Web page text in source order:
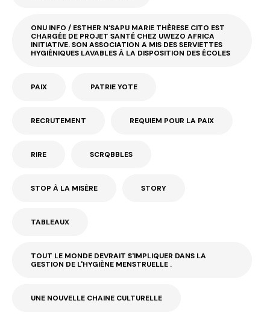
ONU INFO / ESTHER N’SAPU MARIE THÈRESE CITO EST
CHARGÉE DE PROJET SANTÉ CHEZ UWEZO AFRICA
INITIATIVE. SON ASSOCIATION A MIS DES SERVIETTES
HYGIÉNIQUES LAVABLES À LA DISPOSITION DES ÉCOLES
PAIX PATRIE YOTE
RECRUTEMENT REQUIEM POUR LA PAIX
RIRE SCRQBBLES
STOP À LA MISÈRE STORY
TABLEAUX
TOUT LE MONDE DEVRAIT S'IMPLIQUER DANS LA
GESTION DE L'HYGIÈNE MENSTRUELLE .
UNE NOUVELLE CHAINE CULTURELLE